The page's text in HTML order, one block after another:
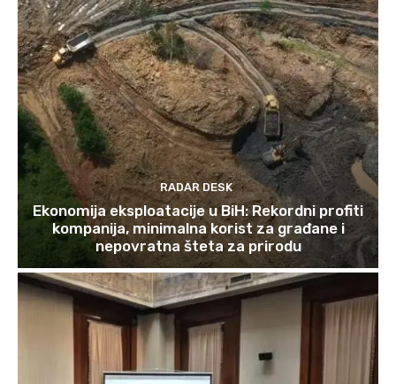
RADAR DESK
Ekonomija eksploatacije u BiH: Rekordni profiti
kompanija, minimalna korist za građane i
nepovratna šteta za prirodu